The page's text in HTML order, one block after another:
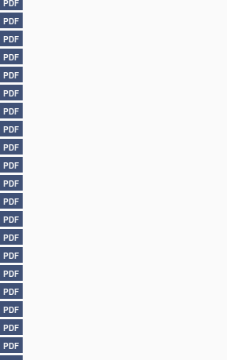
PDF
PDF
PDF
PDF
PDF
PDF
PDF
PDF
PDF
PDF
PDF
PDF
PDF
PDF
PDF
PDF
PDF
PDF
PDF
PDF